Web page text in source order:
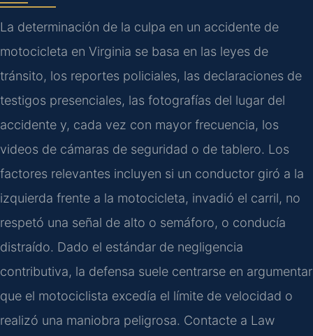
La determinación de la culpa en un accidente de
motocicleta en Virginia se basa en las leyes de
tránsito, los reportes policiales, las declaraciones de
testigos presenciales, las fotografías del lugar del
accidente y, cada vez con mayor frecuencia, los
videos de cámaras de seguridad o de tablero. Los
factores relevantes incluyen si un conductor giró a la
izquierda frente a la motocicleta, invadió el carril, no
respetó una señal de alto o semáforo, o conducía
distraído. Dado el estándar de negligencia
contributiva, la defensa suele centrarse en argumentar
que el motociclista excedía el límite de velocidad o
realizó una maniobra peligrosa. Contacte a Law